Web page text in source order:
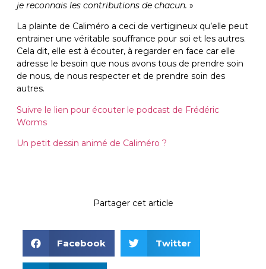
je reconnais les contributions de chacun. »
La plainte de Caliméro a ceci de vertigineux qu’elle peut
entrainer une véritable souffrance pour soi et les autres.
Cela dit, elle est à écouter, à regarder en face car elle
adresse le besoin que nous avons tous de prendre soin
de nous, de nous respecter et de prendre soin des
autres.
Suivre le lien pour écouter le podcast de Frédéric
Worms
Un petit dessin animé de Caliméro ?
Partager cet article
Facebook Twitter